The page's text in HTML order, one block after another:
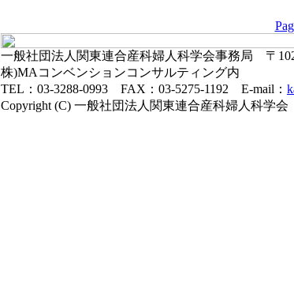
一般社団法人関東連合産科婦人科学会事務局 〒
株)MAコンベンションコンサルティング内
TEL：03-3288-0993 FAX：03-5275-1192 E-mail：
Copyright (C) 一般社団法人関東連合産科婦人科学会